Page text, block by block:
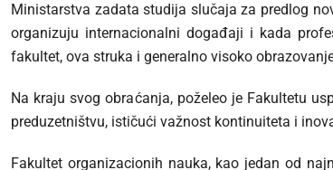
Ministarstva zadata studija slučaja za predlog
organizuju internacionalni događaji i kada
fakultet, ova struka i generalno visoko
Na kraju svog obraćanja, poželeo je Fakultetu
preduzetništvu, ističući važnost kontinuiteta i
Fakultet organizacionih nauka, kao jedan od